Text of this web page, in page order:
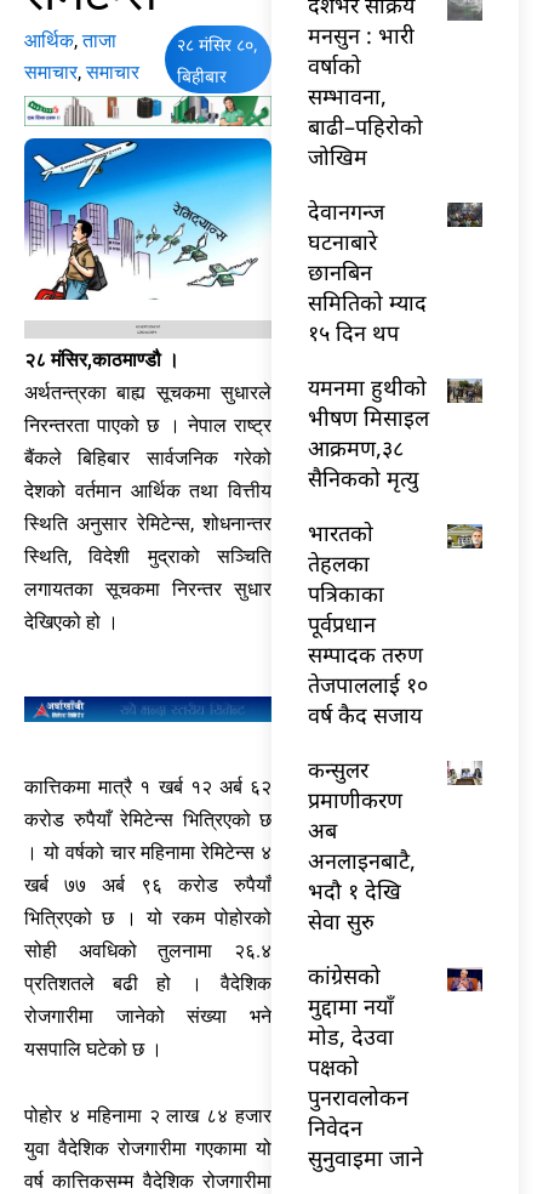
आर्थिक,ताजा
समाचार,समाचार
२८ मंसिर ८०,
बिहीबार
२८ मंसिर,काठमाण्डौ ।
अर्थतन्त्रका बाह्य सूचकमा सुधारले
निरन्तरता पाएको छ । नेपाल राष्ट्र
बैंकले बिहिबार सार्वजनिक गरेको
देशको वर्तमान आर्थिक तथा वित्तीय
स्थिति अनुसार रेमिटेन्स, शोधनान्तर
स्थिति, विदेशी मुद्राको सञ्चिति
लगायतका सूचकमा निरन्तर सुधार
देखिएको हो ।
कात्तिकमा मात्रै १ खर्ब १२ अर्ब ६२
करोड रुपैयाँ रेमिटेन्स भित्रिएको छ
। यो वर्षको चार महिनामा रेमिटेन्स ४
खर्ब ७७ अर्ब ९६ करोड रुपैयाँ
भित्रिएको छ । यो रकम पोहोरको
सोही अवधिको तुलनामा २६.४
प्रतिशतले बढी हो । वैदेशिक
रोजगारीमा जानेको संख्या भने
यसपालि घटेको छ ।
पोहोर ४ महिनामा २ लाख ८४ हजार
युवा वैदेशिक रोजगारीमा गएकामा यो
वर्ष कात्तिकसम्म वैदेशिक रोजगारीमा
मनसुन : भारी
वर्षाको
सम्भावना,
बाढी–पहिरोको
जोखिम
देवानगन्ज
घटनाबारे
छानबिन
समितिको म्याद
१५ दिन थप
यमनमा हुथीको
भीषण मिसाइल
आक्रमण,३८
सैनिकको मृत्यु
भारतकाे
तेहलका
पत्रिकाका
पूर्वप्रधान
सम्पादक तरुण
तेजपाललाई १०
वर्ष कैद सजाय
कन्सुलर
प्रमाणीकरण
अब
अनलाइनबाटै,
भदौ १ देखि
सेवा सुरु
कांग्रेसको
मुद्दामा नयाँ
मोड, देउवा
पक्षको
पुनरावलोकन
निवेदन
सुनुवाइमा जाने